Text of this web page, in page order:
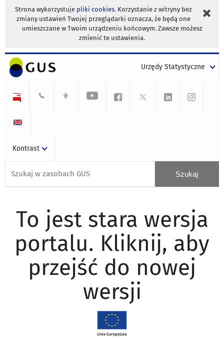
Strona wykorzystuje pliki cookies. Korzystanie z witryny bez
zmiany ustawień Twojej przeglądarki oznacza, że będą one
umieszczane w Twoim urządzeniu końcowym. Zawsze możesz
zmienić te ustawienia.
Urzędy Statystyczne
Kontrast
To jest stara wersja
portalu. Kliknij, aby
przejść do nowej
wersji